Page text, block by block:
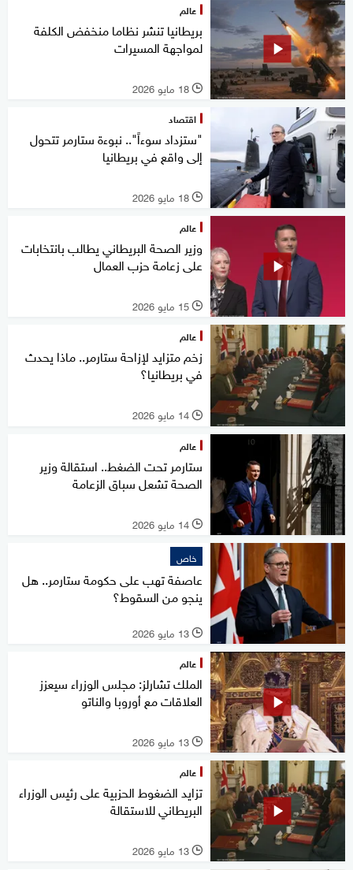
عالم
بريطانيا تنشر نظاما منخفض الكلفة
لمواجهة المسيرات
l 18 مايو 2026
اقتصاد
"ستزداد سوءاً".. نبوءة ستارمر تتحول
إلى واقع في بريطانيا
l 18 مايو 2026
عالم
وزير الصحة البريطاني يطالب بانتخابات
على زعامة حزب العمال
l 15 مايو 2026
عالم
زخم متزايد لإزاحة ستارمر.. ماذا يحدث
في بريطانيا؟
l 14 مايو 2026
عالم
ستارمر تحت الضغط.. استقالة وزير
الصحة تشعل سباق الزعامة
l 14 مايو 2026
خاص
عاصفة تهب على حكومة ستارمر.. هل
ينجو من السقوط؟
l 13 مايو 2026
عالم
الملك تشارلز: مجلس الوزراء سيعزز
العلاقات مع أوروبا والناتو
l 13 مايو 2026
عالم
تزايد الضغوط الحزبية على رئيس الوزراء
البريطاني للاستقالة
l 13 مايو 2026